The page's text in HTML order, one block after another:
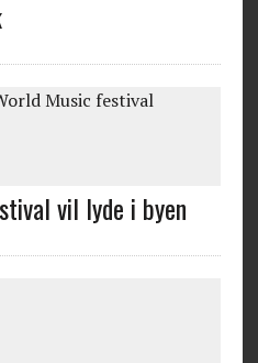
vil lyde i byen